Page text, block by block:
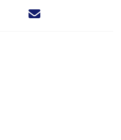
Deel dit nieuwsbericht via X -
Deel dit nieuwsbericht via
Deel dit nieuwsbericht
Deel dit